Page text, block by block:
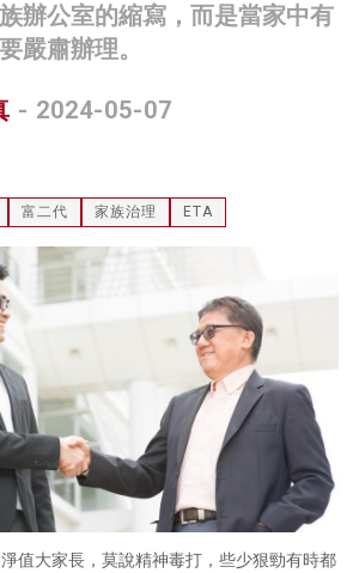
辦公室的縮寫，而是當家中有
嚴肅辦理。
- 2024-05-07
富二代 家族治理 ETA
值大家長，莫說精神毒打，些少狠勁有時都